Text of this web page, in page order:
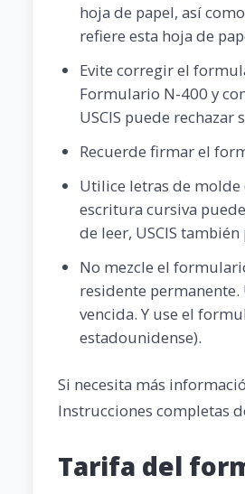
hoja de papel, así
refiere esta hoja de
Evite corregir el
Formulario N-400 y
USCIS puede rechazar
Recuerde firmar el
Utilice letras de
escritura cursiva
de leer, USCIS
No mezcle el
residente
vencida. Y use el
estadounidense).
Si necesita más
Instrucciones completas
Tarifa del